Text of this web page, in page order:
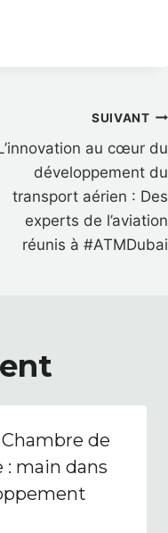
SUIVANT
au cœur du
développement du
transport aérien : Des
experts de l’aviation
réunis à #ATMDubai
de
main dans